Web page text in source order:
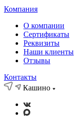
Компания
О компании
Сертификаты
Реквизиты
Наши клиенты
Отзывы
Контакты
Кашино